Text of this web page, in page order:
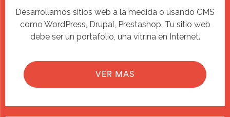
Desarrollamos sitios web a la medida o usando CMS
como WordPress, Drupal, Prestashop. Tu sitio web
debe ser un portafolio, una vitrina en Internet.
VER MAS